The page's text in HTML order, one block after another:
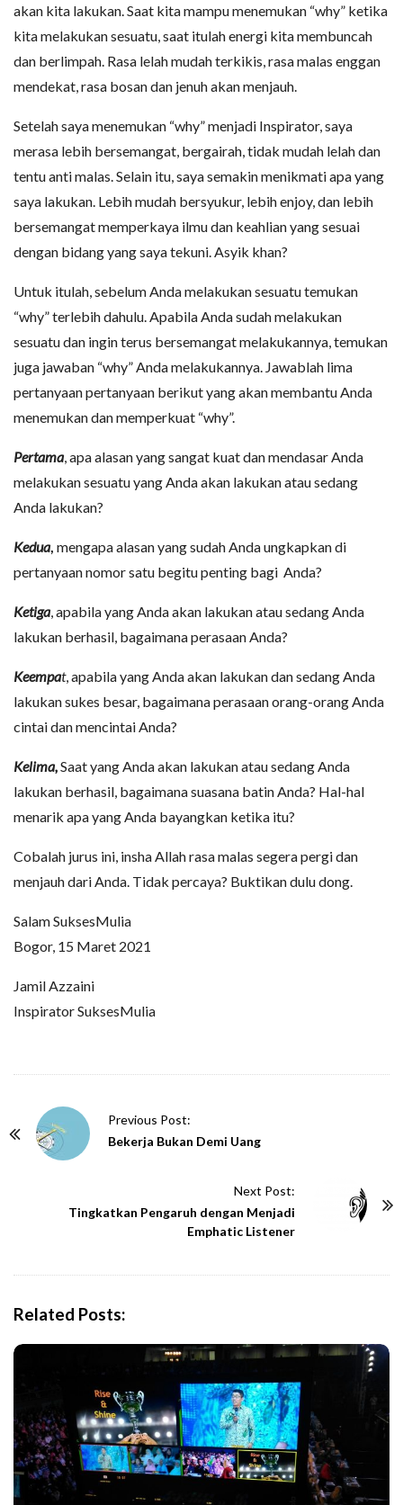
akan kita lakukan. Saat kita mampu menemukan “why” ketika
kita melakukan sesuatu, saat itulah energi kita membuncah
dan berlimpah. Rasa lelah mudah terkikis, rasa malas enggan
mendekat, rasa bosan dan jenuh akan menjauh.
Setelah saya menemukan “why” menjadi Inspirator, saya
merasa lebih bersemangat, bergairah, tidak mudah lelah dan
tentu anti malas. Selain itu, saya semakin menikmati apa yang
saya lakukan. Lebih mudah bersyukur, lebih enjoy, dan lebih
bersemangat memperkaya ilmu dan keahlian yang sesuai
dengan bidang yang saya tekuni. Asyik khan?
Untuk itulah, sebelum Anda melakukan sesuatu temukan
“why” terlebih dahulu. Apabila Anda sudah melakukan
sesuatu dan ingin terus bersemangat melakukannya, temukan
juga jawaban “why” Anda melakukannya. Jawablah lima
pertanyaan pertanyaan berikut yang akan membantu Anda
menemukan dan memperkuat “why”.
Pertama , apa alasan yang sangat kuat dan mendasar Anda
melakukan sesuatu yang Anda akan lakukan atau sedang
Anda lakukan?
Kedua mengapa alasan yang sudah Anda ungkapkan di
pertanyaan nomor satu begitu penting bagi Anda?
Ketiga , apabila yang Anda akan lakukan atau sedang Anda
lakukan berhasil, bagaimana perasaan Anda?
Keempat, apabila yang Anda akan lakukan dan sedang Anda
lakukan sukes besar, bagaimana perasaan orang-orang Anda
cintai dan mencintai Anda?
Kelima,Saat yang Anda akan lakukan atau sedang Anda
lakukan berhasil, bagaimana suasana batin Anda? Hal-hal
menarik apa yang Anda bayangkan ketika itu?
Cobalah jurus ini, insha Allah rasa malas segera pergi dan
menjauh dari Anda. Tidak percaya? Buktikan dulu dong.
Salam SuksesMulia
Bogor, 15 Maret 2021
Jamil Azzaini
Inspirator SuksesMulia
Previous Post:
Bekerja Bukan Demi Uang
Next Post:
Tingkatkan Pengaruh dengan Menjadi
Emphatic Listener
Related Posts: